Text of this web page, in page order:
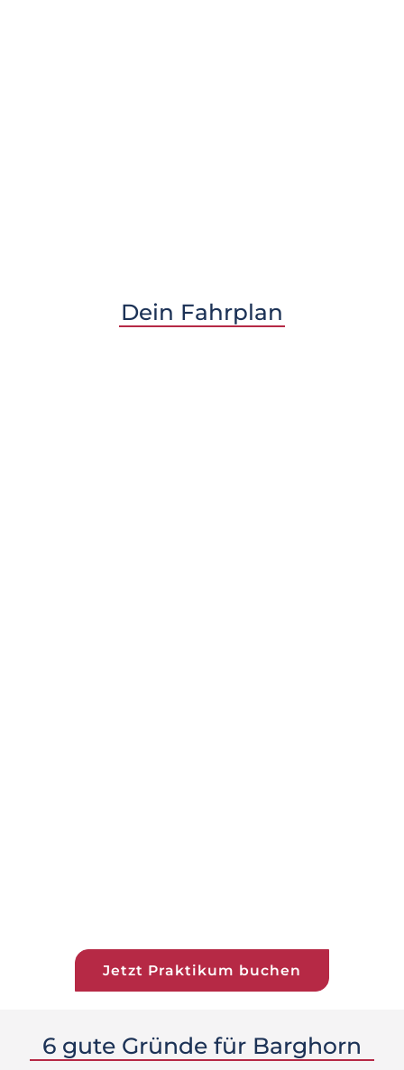
Dein Fahrplan
Jetzt Praktikum buchen
6 gute Gründe für Barghorn